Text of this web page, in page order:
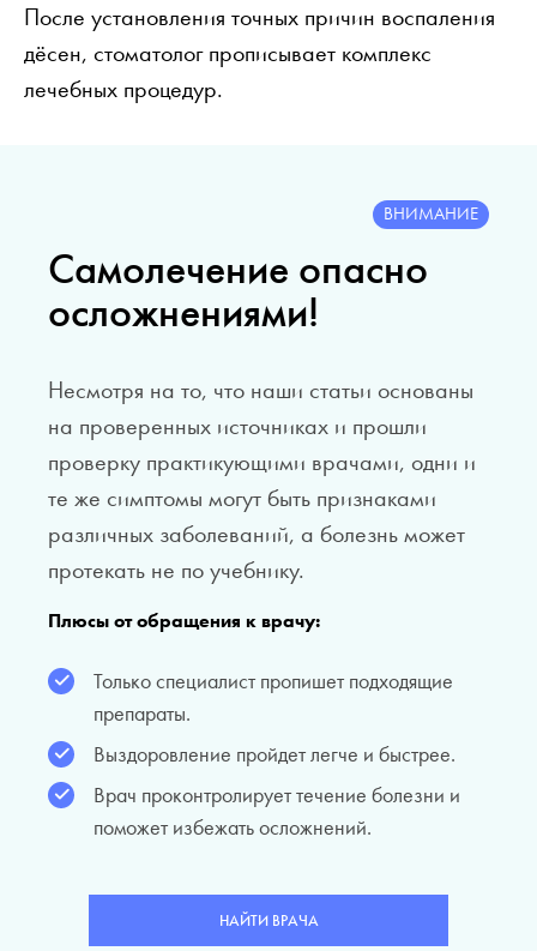
После установления точных причин воспаления
дёсен, стоматолог прописывает комплекс
лечебных процедур.
Самолечение опасно
осложнениями!
ВНИМАНИЕ
Несмотря на то, что наши статьи основаны
на проверенных источниках и прошли
проверку практикующими врачами, одни и
те же симптомы могут быть признаками
различных заболеваний, а болезнь может
протекать не по учебнику.
Плюсы от обращения к врачу:
Только специалист пропишет подходящие
препараты.
Выздоровление пройдет легче и быстрее.
Врач проконтролирует течение болезни и
поможет избежать осложнений.
НАЙТИ ВРАЧА